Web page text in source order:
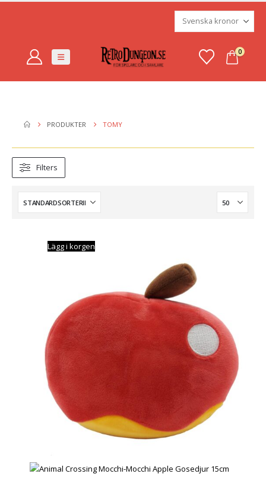
0
PRODUKTER TOMY
Filters
Lägg i korgen